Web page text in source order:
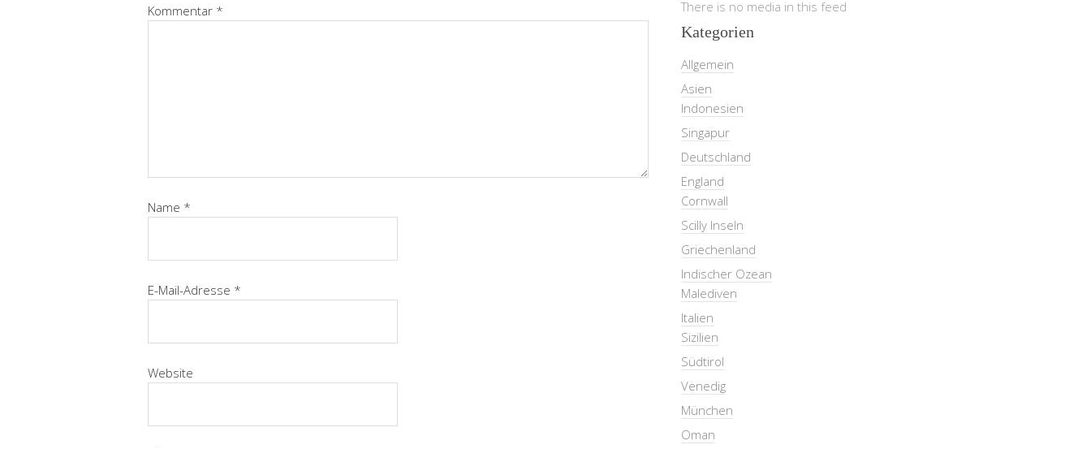
Kommentar *
Name *
E-Mail-Adresse *
Website
There is no media in this feed
Kategorien
Allgemein
Asien
Indonesien
Singapur
Deutschland
England
Cornwall
Scilly Inseln
Griechenland
Indischer Ozean
Malediven
Italien
Sizilien
Südtirol
Venedig
München
Oman